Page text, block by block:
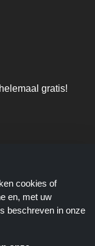
gratis!
cookies of
en, met uw
beschreven in onze